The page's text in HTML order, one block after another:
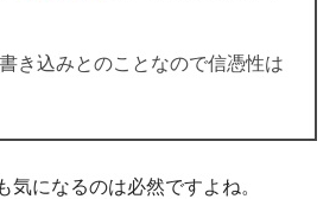
き込みとのことなので信憑性は
気になるのは必然ですよね。